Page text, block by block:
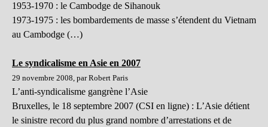
1953-1970 : le Cambodge de Sihanouk
1973-1975 : les bombardements de masse s’étendent du Vietnam
au Cambodge (…)
Le syndicalisme en Asie en 2007
29 novembre 2008, par Robert Paris
L’anti-syndicalisme gangrène l’Asie
Bruxelles, le 18 septembre 2007 (CSI en ligne) : L’Asie détient
le sinistre record du plus grand nombre d’arrestations et de